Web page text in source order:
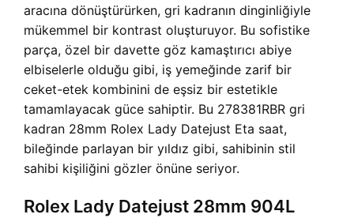
aracına dönüştürürken, gri kadranın dinginliğiyle
mükemmel bir kontrast oluşturuyor. Bu sofistike
parça, özel bir davette göz kamaştırıcı abiye
elbiselerle olduğu gibi, iş yemeğinde zarif bir
ceket-etek kombinini de eşsiz bir estetikle
tamamlayacak güce sahiptir. Bu 278381RBR gri
kadran 28mm Rolex Lady Datejust Eta saat,
bileğinde parlayan bir yıldız gibi, sahibinin stil
sahibi kişiliğini gözler önüne seriyor.
Rolex Lady Datejust 28mm 904L